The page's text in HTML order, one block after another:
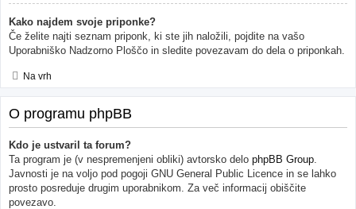
Kako najdem svoje priponke?
Če želite najti seznam priponk, ki ste jih naložili, pojdite na vašo
Uporabniško Nadzorno Ploščo in sledite povezavam do dela o priponkah.
Na vrh
O programu phpBB
Kdo je ustvaril ta forum?
Ta program je (v nespremenjeni obliki) avtorsko delo phpBB Group.
Javnosti je na voljo pod pogoji GNU General Public Licence in se lahko
prosto posreduje drugim uporabnikom. Za več informacij obiščite
povezavo.